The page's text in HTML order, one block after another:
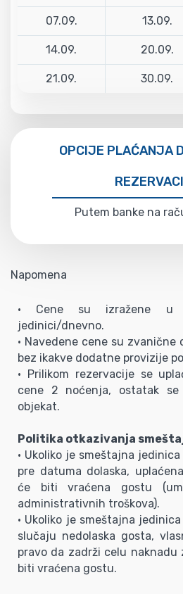
07.09. 13.09.
14.09. 20.09.
21.09. 30.09.
OPCIJE PLAĆANJA
Putem banke na
Napomena
• Cene su izražene u
jedinici/dnevno.
• Navedene cene su zvanične
bez ikakve dodatne provizije
• Prilikom rezervacije se
cene 2 noćenja, ostatak
objekat.
Politika otkazivanja
• Ukoliko je smeštajna
pre datuma dolaska,
će biti vraćena gostu
administrativnih troškova).
• Ukoliko je smeštajna
slučaju nedolaska gosta,
pravo da zadrži celu
biti vraćena gostu.